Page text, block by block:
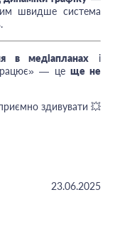
швидше система
в медіапланах і
— це ще не
здивувати 💥
23.06.2025